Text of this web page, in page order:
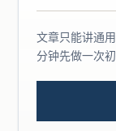
文章只能讲通
分钟先做一次初